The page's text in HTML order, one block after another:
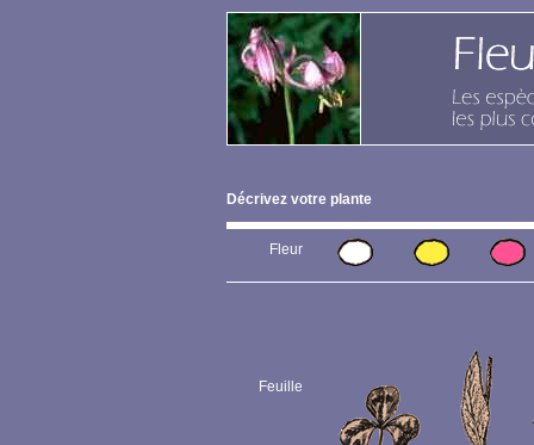
Décrivez votre plante
Fleur
Feuille